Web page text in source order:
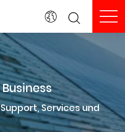
Services und